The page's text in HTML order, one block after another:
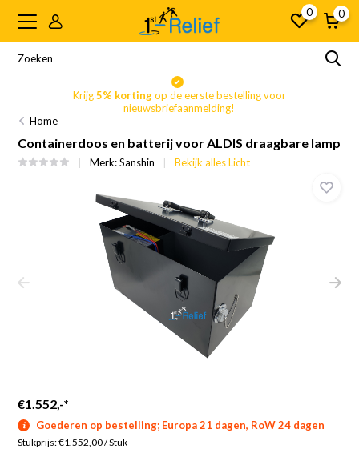
0 0
Krijg5% kortingop de eerste bestelling voor
nieuwsbriefaanmelding!
Home
Containerdoos en batterij voor ALDIS draagbare lamp
Merk:Sanshin Bekijk alles Licht
€1.552,-*
Goederen op bestelling; Europa 21 dagen, RoW 24 dagen
Stukprijs:€1.552,00/Stuk